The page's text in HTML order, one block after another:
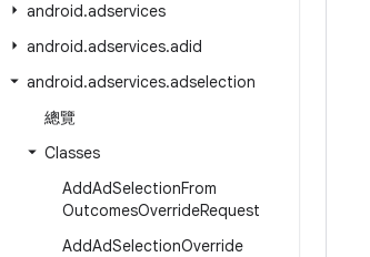
android.adservices
android.adservices.adid
android.adservices.adselection
總覽
Classes
AddAdSelectionFrom
OutcomesOverrideRequest
AddAdSelectionOverride